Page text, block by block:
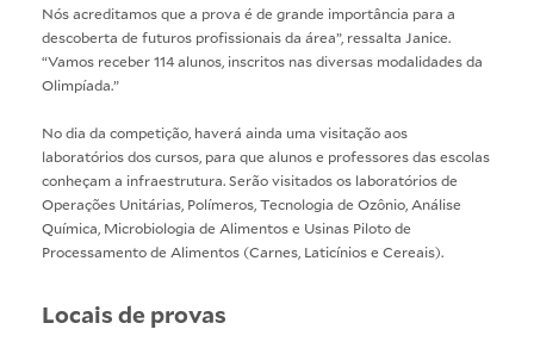
Nós acreditamos que a prova é de grande importância para a
descoberta de futuros profissionais da área”, ressalta Janice.
“Vamos receber 114 alunos, inscritos nas diversas modalidades da
Olimpíada.”
No dia da competição, haverá ainda uma visitação aos
laboratórios dos cursos, para que alunos e professores das escolas
conheçam a infraestrutura. Serão visitados os laboratórios de
Operações Unitárias, Polímeros, Tecnologia de Ozônio, Análise
Química, Microbiologia de Alimentos e Usinas Piloto de
Processamento de Alimentos (Carnes, Laticínios e Cereais).
Locais de provas